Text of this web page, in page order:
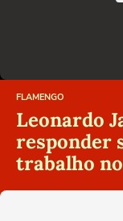
FLAMENGO
Leonardo
responder
trabalho